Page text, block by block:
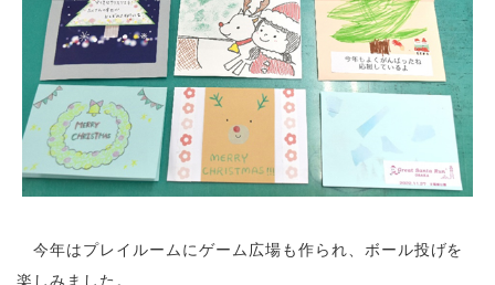
今年はプレイルームにゲーム広場も作られ、ボール投げを
楽しみました。